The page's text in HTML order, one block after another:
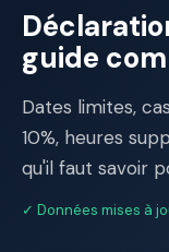
guide
Dates limites,
10%, heures
qu'il faut savoir
✓ Données mises à